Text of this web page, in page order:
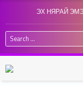
ЭХ НЯРАЙ
Search for: